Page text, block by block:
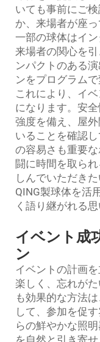
いても事前にご
か、来場者が座
一部の球体はイン
来場者の関心を
ンパクトのある
ンをプログラム
これにより、イ
になります。安
強度を備え、屋
いることを確認
の容易さも重要
闘に時間を取ら
しんでいただき
QING製球体を活
く語り継がれる
イベント成
ン
イベントの計画
楽しく、忘れが
も効果的な方法
して、参加を促
らの鮮やかな照
を自然と引き寄